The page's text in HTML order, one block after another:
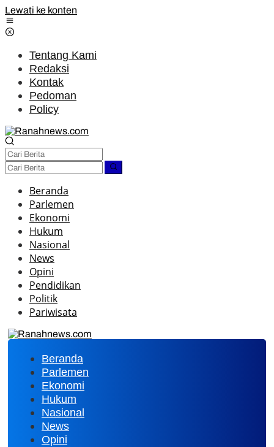
Lewati ke konten
Tentang Kami
Redaksi
Kontak
Pedoman
Policy
Beranda
Parlemen
Ekonomi
Hukum
Nasional
News
Opini
Pendidikan
Politik
Pariwisata
Beranda
Parlemen
Ekonomi
Hukum
Nasional
News
Opini